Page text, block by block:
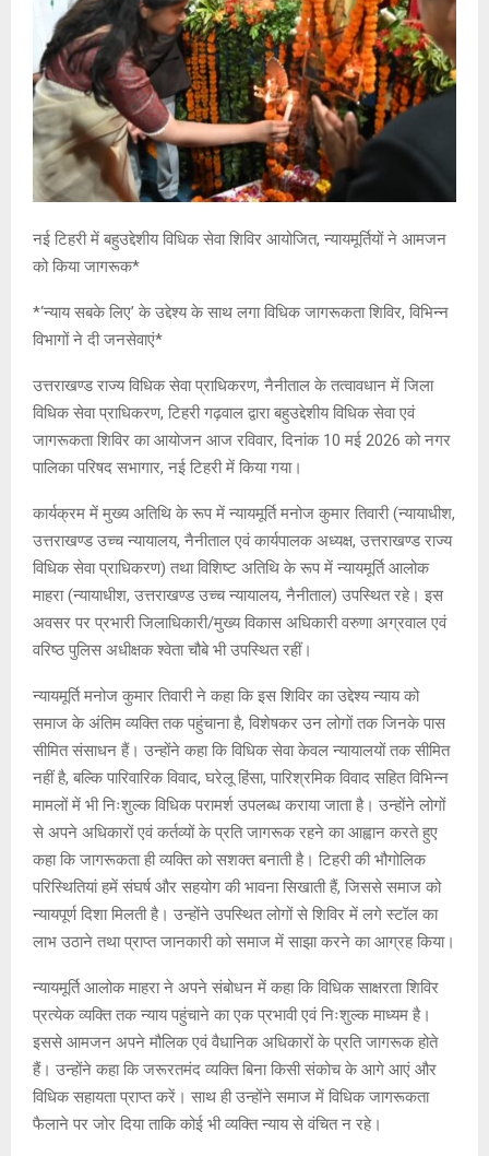
नई टिहरी में बहुउद्देशीय विधिक सेवा शिविर आयोजित, न्यायमूर्तियों ने आमजन
को किया जागरूक*
*‘न्याय सबके लिए’ के उद्देश्य के साथ लगा विधिक जागरूकता शिविर, विभिन्न
विभागों ने दी जनसेवाएं*
उत्तराखण्ड राज्य विधिक सेवा प्राधिकरण, नैनीताल के तत्वावधान में जिला
विधिक सेवा प्राधिकरण, टिहरी गढ़वाल द्वारा बहुउद्देशीय विधिक सेवा एवं
जागरूकता शिविर का आयोजन आज रविवार, दिनांक 10 मई 2026 को नगर
पालिका परिषद सभागार, नई टिहरी में किया गया।
कार्यक्रम में मुख्य अतिथि के रूप में न्यायमूर्ति मनोज कुमार तिवारी (न्यायाधीश,
उत्तराखण्ड उच्च न्यायालय, नैनीताल एवं कार्यपालक अध्यक्ष, उत्तराखण्ड राज्य
विधिक सेवा प्राधिकरण) तथा विशिष्ट अतिथि के रूप में न्यायमूर्ति आलोक
माहरा (न्यायाधीश, उत्तराखण्ड उच्च न्यायालय, नैनीताल) उपस्थित रहे। इस
अवसर पर प्रभारी जिलाधिकारी/मुख्य विकास अधिकारी वरुणा अग्रवाल एवं
वरिष्ठ पुलिस अधीक्षक श्वेता चौबे भी उपस्थित रहीं।
न्यायमूर्ति मनोज कुमार तिवारी ने कहा कि इस शिविर का उद्देश्य न्याय को
समाज के अंतिम व्यक्ति तक पहुंचाना है, विशेषकर उन लोगों तक जिनके पास
सीमित संसाधन हैं। उन्होंने कहा कि विधिक सेवा केवल न्यायालयों तक सीमित
नहीं है, बल्कि पारिवारिक विवाद, घरेलू हिंसा, पारिश्रमिक विवाद सहित विभिन्न
मामलों में भी निःशुल्क विधिक परामर्श उपलब्ध कराया जाता है। उन्होंने लोगों
से अपने अधिकारों एवं कर्तव्यों के प्रति जागरूक रहने का आह्वान करते हुए
कहा कि जागरूकता ही व्यक्ति को सशक्त बनाती है। टिहरी की भौगोलिक
परिस्थितियां हमें संघर्ष और सहयोग की भावना सिखाती हैं, जिससे समाज को
न्यायपूर्ण दिशा मिलती है। उन्होंने उपस्थित लोगों से शिविर में लगे स्टॉल का
लाभ उठाने तथा प्राप्त जानकारी को समाज में साझा करने का आग्रह किया।
न्यायमूर्ति आलोक माहरा ने अपने संबोधन में कहा कि विधिक साक्षरता शिविर
प्रत्येक व्यक्ति तक न्याय पहुंचाने का एक प्रभावी एवं निःशुल्क माध्यम है।
इससे आमजन अपने मौलिक एवं वैधानिक अधिकारों के प्रति जागरूक होते
हैं। उन्होंने कहा कि जरूरतमंद व्यक्ति बिना किसी संकोच के आगे आएं और
विधिक सहायता प्राप्त करें। साथ ही उन्होंने समाज में विधिक जागरूकता
फैलाने पर जोर दिया ताकि कोई भी व्यक्ति न्याय से वंचित न रहे।